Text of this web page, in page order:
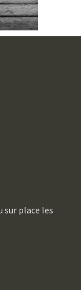
sur place les